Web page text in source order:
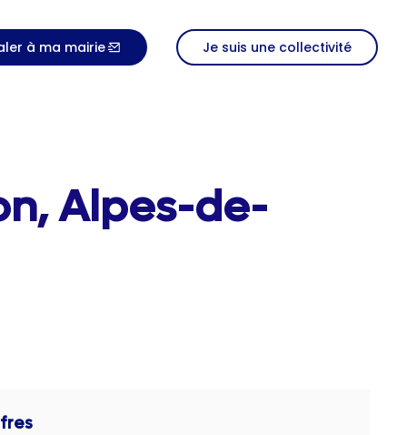
à ma mairie Je suis une collectivité
Alpes-de-